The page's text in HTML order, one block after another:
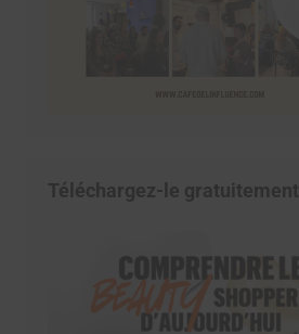
Téléchargez-le gratuitement